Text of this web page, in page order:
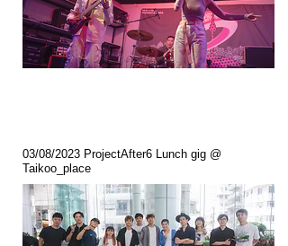
03/08/2023 ProjectAfter6 Lunch gig @
Taikoo_place